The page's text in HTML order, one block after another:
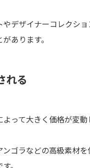
デザイナーコレクシ
あります。
れる
って大きく価格が変動
ゴラなどの高級素材